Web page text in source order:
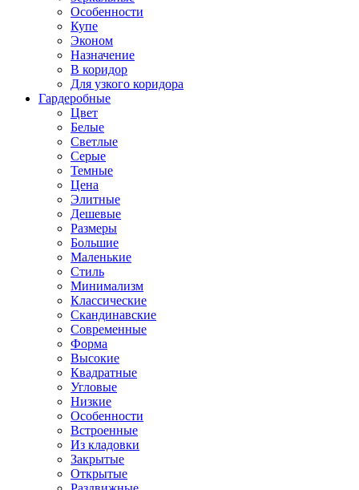
Особенности
Купе
Эконом
Назначение
В коридор
Для узкого коридора
Гардеробные
Цвет
Белые
Светлые
Серые
Темные
Цена
Элитные
Дешевые
Размеры
Большие
Маленькие
Стиль
Минимализм
Классические
Скандинавские
Современные
Форма
Высокие
Квадратные
Угловые
Низкие
Особенности
Встроенные
Из кладовки
Закрытые
Открытые